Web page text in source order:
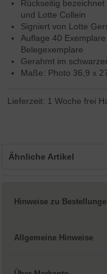
Rückseitig bezeichnet
und Lotte Collein
Signiert von Lotte
Auflage 40
Belegexemplare
Gerahmt im
Maße: Photo 36,9 x
Lieferzeit: 1 Woche frei
Ähnliche Artikel
Hinweise zu
Allgemeine Hinweise